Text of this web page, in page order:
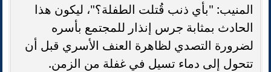
المنيب: "بأي ذنب قُتلت الطفلة؟"، ليكون هذا
الحادث بمثابة جرس إنذار للمجتمع بأسره
لضرورة التصدي لظاهرة العنف الأسري قبل أن
تتحول إلى دماء تسيل في غفلة من الزمن.